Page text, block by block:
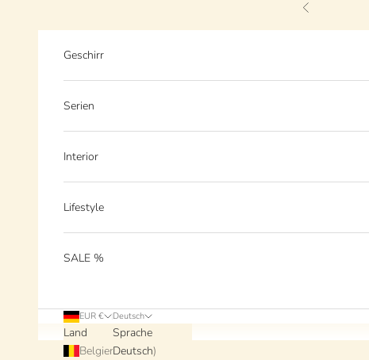
Zurück
Geschirr
Serien
Interior
Lifestyle
SALE %
EUR €
Land
Belgien (EUR €)
Deutsch
Sprache
Deutsch